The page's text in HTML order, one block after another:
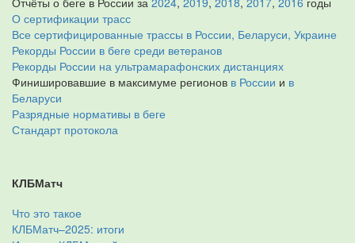
О сертификации трасс
Все сертифицированные трассы в России, Беларуси, Украине
Рекорды России в беге среди ветеранов
Рекорды России на ультрамарафонских дистанциях
Финишировавшие в максимуме регионов в России и в
Беларуси
Разрядные нормативы в беге
Стандарт протокола
КЛБМатч
Что это такое
КЛБМатч–2025: итоги